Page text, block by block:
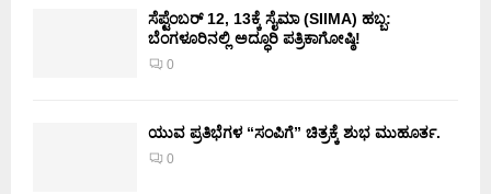
ಸೆಪ್ಟೆಂಬರ್ 12, 13ಕ್ಕೆ ಸೈಮಾ (SIIMA) ಹಬ್ಬ:
ಬೆಂಗಳೂರಿನಲ್ಲಿ ಅದ್ಧೂರಿ ಪತ್ರಿಕಾಗೋಷ್ಠಿ!
0
ಯುವ ಪ್ರತಿಭೆಗಳ “ಸಂಪಿಗೆ” ಚಿತ್ರಕ್ಕೆ ಶುಭ ಮುಹೂರ್ತ.
0